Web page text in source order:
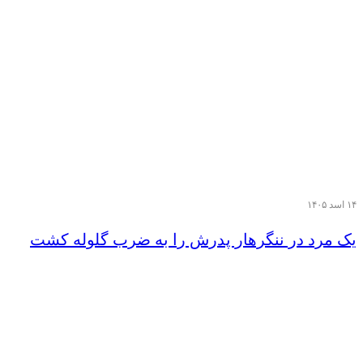
۱۴ اسد ۱۴۰۵
یک مرد در ننگرهار پدرش را به ضرب گلوله کشت